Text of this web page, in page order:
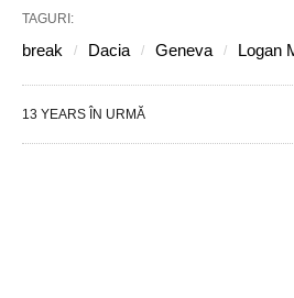
TAGURI:
break Dacia Geneva Logan
13 YEARS ÎN URMĂ